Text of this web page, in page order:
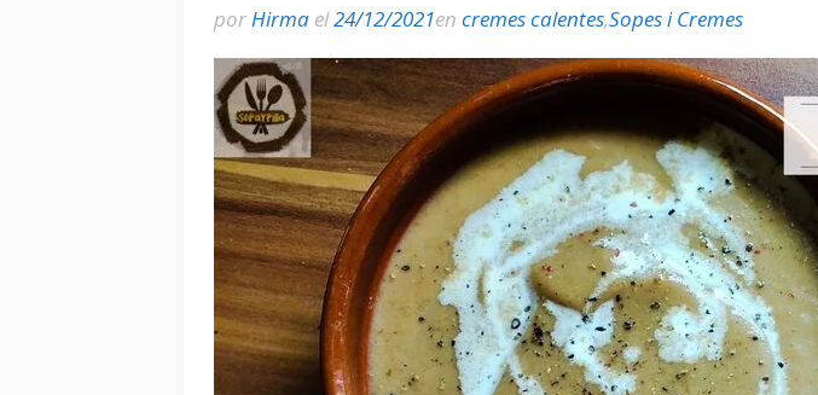
porHirma el24/12/2021en cremes calentes,Sopes i Cremes